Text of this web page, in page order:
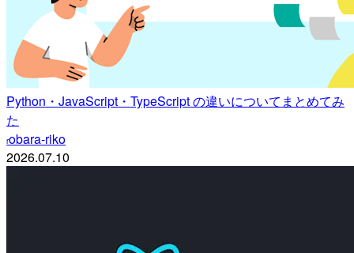
Python・JavaScript・TypeScript の違いについてまとめてみ
た
robara-riko
2026.07.10